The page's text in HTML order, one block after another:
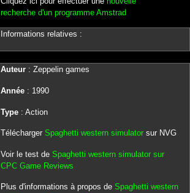
recherche d'un programme Amstrad
Informations relatives :
Auteur: Zeppelin games
Année: 1990
Type: Action
Télécharger Spaghetti western simulatorsur NVG
Voir le test de Spaghetti western simulator sur
CPC Game Reviews
Plus d'informations à propos de Spaghetti western